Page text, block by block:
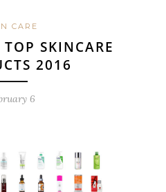
CARE
SKINCARE
2016
6